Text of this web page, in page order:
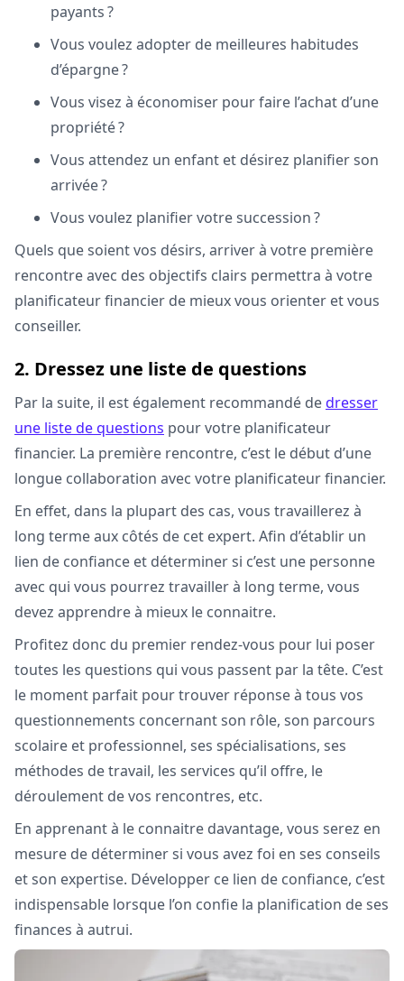
payants ?
Vous voulez adopter de meilleures habitudes
d’épargne ?
Vous visez à économiser pour faire l’achat d’une
propriété ?
Vous attendez un enfant et désirez planifier son
arrivée ?
Vous voulez planifier votre succession ?
Quels que soient vos désirs, arriver à votre première
rencontre avec des objectifs clairs permettra à votre
planificateur financier de mieux vous orienter et vous
conseiller.
2. Dressez une liste de questions
Par la suite, il est également recommandé dedresser
une liste de questions pour votre planificateur
financier. La première rencontre, c’est le début d’une
longue collaboration avec votre planificateur financier.
En effet, dans la plupart des cas, vous travaillerez à
long terme aux côtés de cet expert. Afin d’établir un
lien de confiance et déterminer si c’est une personne
avec qui vous pourrez travailler à long terme, vous
devez apprendre à mieux le connaitre.
Profitez donc du premier rendez-vous pour lui poser
toutes les questions qui vous passent par la tête. C’est
le moment parfait pour trouver réponse à tous vos
questionnements concernant son rôle, son parcours
scolaire et professionnel, ses spécialisations, ses
méthodes de travail, les services qu’il offre, le
déroulement de vos rencontres, etc.
En apprenant à le connaitre davantage, vous serez en
mesure de déterminer si vous avez foi en ses conseils
et son expertise. Développer ce lien de confiance, c’est
indispensable lorsque l’on confie la planification de ses
finances à autrui.